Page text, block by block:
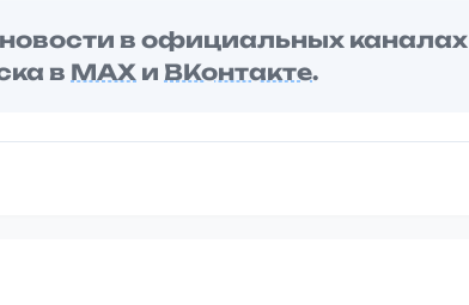
в официальных каналах
в MAX и ВКонтакте.